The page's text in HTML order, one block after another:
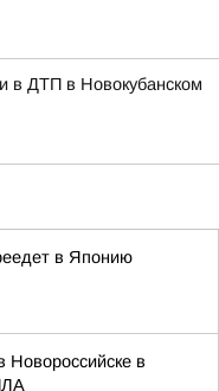
в ДТП в Новокубанском
в Японию
Новороссийске в